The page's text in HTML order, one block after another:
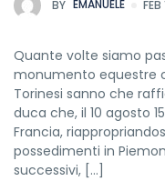
BY EMANUELE FEB
Quante volte siamo
monumento equestre
Torinesi sanno che
duca che, il 10 agosto
Francia,
possedimenti in
successivi, […]